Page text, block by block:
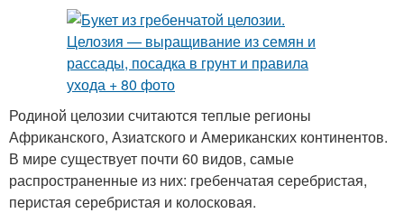
Родиной целозии считаются теплые регионы
Африканского, Азиатского и Американских континентов.
В мире существует почти 60 видов, самые
распространенные из них: гребенчатая серебристая,
перистая серебристая и колосковая.